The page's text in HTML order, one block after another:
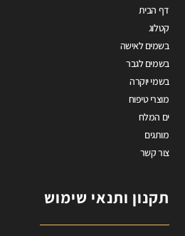
דף הבית
קטלוג
בשמים לאישה
בשמים לגבר
בשמי יוקרה
מוצרי טיפוח
ים המלח
מותגים
צור קשר
תקנון ותנאי שימוש